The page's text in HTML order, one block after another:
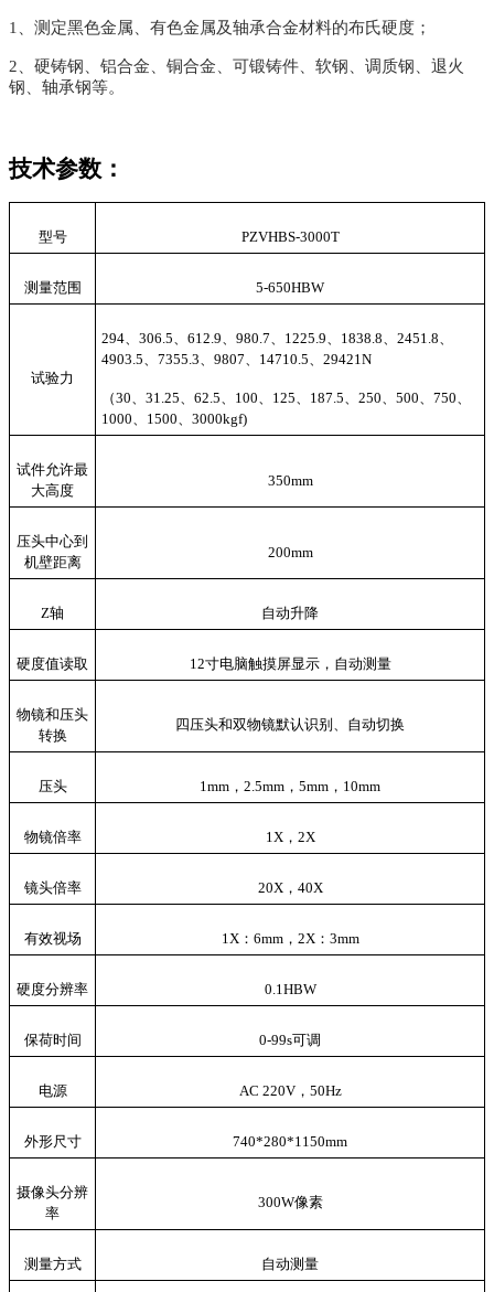
1、测定黑色金属、有色金属及轴承合金材料的布氏硬度；
2、硬铸钢、铝合金、铜合金、可锻铸件、软钢、调质钢、退火
钢、轴承钢等。
技术参数：
型号 PZVHBS-3000T
测量范围 5-650HBW
试验力
294、306.5、 612.9、980.7、1225.9、1838.8、2451.8、
4903.5、7355.3、9807、14710.5、29421N
（30、31.25、 62.5、100、125、187.5、250、500、750、
1000、1500、3000kgf)
试件允许最
大高度
350mm
压头中心到
机壁距离
200mm
Z轴 自动升降
硬度值读取 12寸电脑触摸屏显示，自动测量
物镜和压头
转换
四压头和双物镜默认识别、自动切换
压头 1mm，2.5mm，5mm，10mm
物镜倍率 1X，2X
镜头倍率 20X，40X
有效视场 1X：6mm，2X：3mm
硬度分辨率 0.1HBW
保荷时间 0-99s可调
电源 AC 220V，50Hz
外形尺寸 740*280*1150mm
摄像头分辨
率
300W像素
测量方式 自动测量